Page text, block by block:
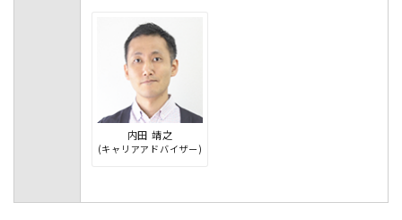
内田 靖之
(キャリアアドバイザー)